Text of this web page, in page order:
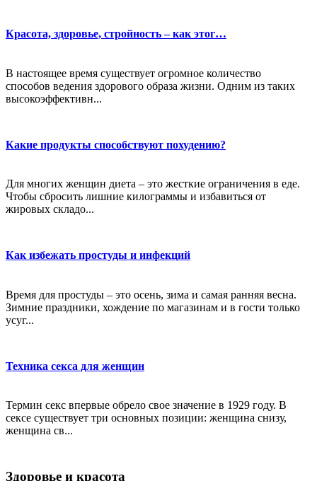
Красота, здоровье, стройность – как этог…
В настоящее время существует огромное количество
способов ведения здорового образа жизни. Одним из таких
высокоэффективн...
Какие продукты способствуют похудению?
Для многих женщин диета – это жесткие ограничения в еде.
Чтобы сбросить лишние килограммы и избавиться от
жировых складо...
Как избежать простуды и инфекций
Время для простуды – это осень, зима и самая ранняя весна.
Зимние праздники, хождение по магазинам и в гости только
усуг...
Техника секса для женщин
Термин секс впервые обрело свое значение в 1929 году. В
сексе существует три основных позиции: женщина снизу,
женщина св...
Здоровье и красота